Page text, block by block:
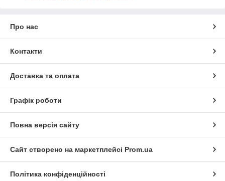
Про нас
Контакти
Доставка та оплата
Графік роботи
Повна версія сайту
Сайт створено на маркетплейсі Prom.ua
Політика конфіденційності